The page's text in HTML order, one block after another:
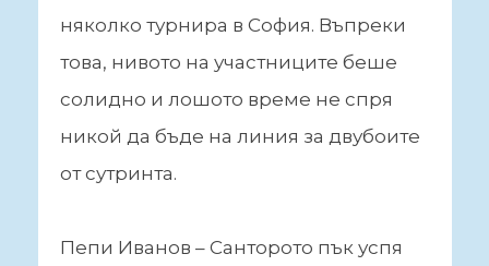
няколко турнира в София. Въпреки
това, нивото на участниците беше
солидно и лошото време не спря
никой да бъде на линия за двубоите
от сутринта.
Пепи Иванов – Санторото пък успя